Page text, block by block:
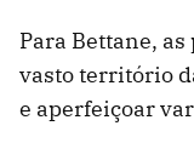
Para Bettane,
vasto território
e aperfeiçoar